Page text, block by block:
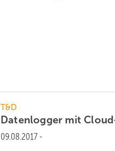
T&D
Datenlogger mit
09.08.2017 -